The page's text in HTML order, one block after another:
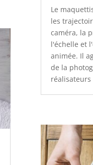
Le
les
caméra, la
l'échelle et
animée. Il
de la